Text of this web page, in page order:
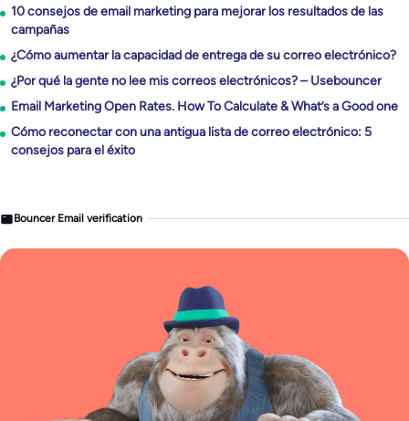
10 consejos de email marketing para mejorar los resultados de las
campañas
¿Cómo aumentar la capacidad de entrega de su correo electrónico?
¿Por qué la gente no lee mis correos electrónicos? – Usebouncer
Email Marketing Open Rates. How To Calculate & What’s a Good one
Cómo reconectar con una antigua lista de correo electrónico: 5
consejos para el éxito
Bouncer Email verification